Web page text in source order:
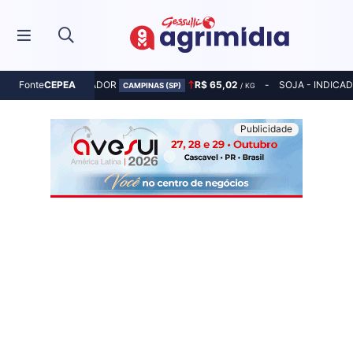
FonteCEPEA
MILHO - INDICADOR CAMPINAS (SP) R$ 65,02 / KG SOJA -